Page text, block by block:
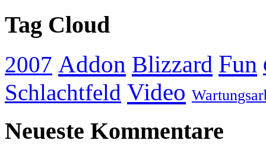
Tag Cloud
2007 Addon Blizzard Fun
Schlachtfeld Video
Neueste Kommentare